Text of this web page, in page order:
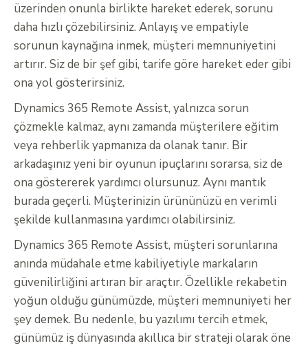
üzerinden onunla birlikte hareket ederek, sorunu
daha hızlı çözebilirsiniz. Anlayış ve empatiyle
sorunun kaynağına inmek, müşteri memnuniyetini
artırır. Siz de bir şef gibi, tarife göre hareket eder gibi
ona yol gösterirsiniz.
Dynamics 365 Remote Assist, yalnızca sorun
çözmekle kalmaz, aynı zamanda müşterilere eğitim
veya rehberlik yapmanıza da olanak tanır. Bir
arkadaşınız yeni bir oyunun ipuçlarını sorarsa, siz de
ona göstererek yardımcı olursunuz. Aynı mantık
burada geçerli. Müşterinizin ürününüzü en verimli
şekilde kullanmasına yardımcı olabilirsiniz.
Dynamics 365 Remote Assist, müşteri sorunlarına
anında müdahale etme kabiliyetiyle markaların
güvenilirliğini artıran bir araçtır. Özellikle rekabetin
yoğun olduğu günümüzde, müşteri memnuniyeti her
şey demek. Bu nedenle, bu yazılımı tercih etmek,
günümüz iş dünyasında akıllıca bir strateji olarak öne